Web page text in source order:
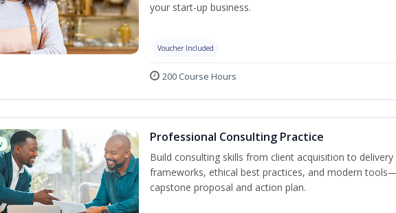
your start-up business.
Voucher Included
200 Course Hours
Professional Consulting Practice
Build consulting skills from client acquisition to
frameworks, ethical best practices, and modern
capstone proposal and action plan.